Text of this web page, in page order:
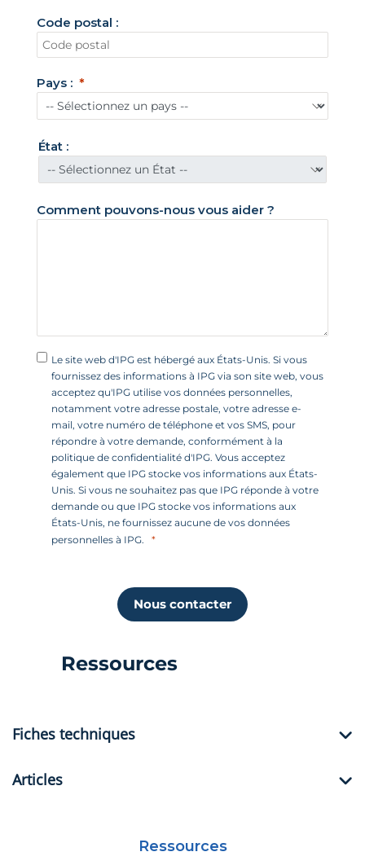
a
t
-
U
i
s
1
Code postal :
Pays :
État :
Comment pouvons-nous vous aider ?
Le site web d'IPG est hébergé aux États-Unis. Si vous
fournissez des informations à IPG via son site web, vous
acceptez qu'IPG utilise vos données personnelles,
notamment votre adresse postale, votre adresse e-
mail, votre numéro de téléphone et vos SMS, pour
répondre à votre demande, conformément à la
politique de confidentialité d'IPG. Vous acceptez
également que IPG stocke vos informations aux États-
Unis. Si vous ne souhaitez pas que IPG réponde à votre
demande ou que IPG stocke vos informations aux
États-Unis, ne fournissez aucune de vos données
personnelles à IPG.
Nous contacter
Ressources
Fiches techniques
Articles
Ressources